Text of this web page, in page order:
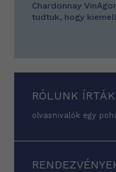
Chardonnay
tudtuk, hogy
RÓLUNK ÍRTÁK
olvasnivalók egy